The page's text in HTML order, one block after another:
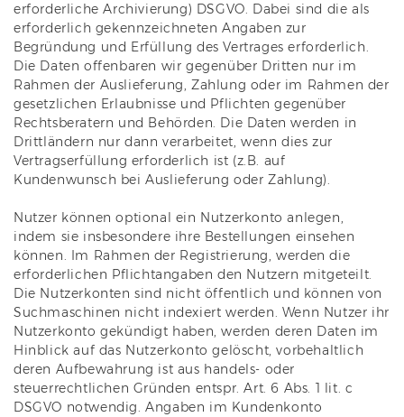
erforderliche Archivierung) DSGVO. Dabei sind die als
erforderlich gekennzeichneten Angaben zur
Begründung und Erfüllung des Vertrages erforderlich.
Die Daten offenbaren wir gegenüber Dritten nur im
Rahmen der Auslieferung, Zahlung oder im Rahmen der
gesetzlichen Erlaubnisse und Pflichten gegenüber
Rechtsberatern und Behörden. Die Daten werden in
Drittländern nur dann verarbeitet, wenn dies zur
Vertragserfüllung erforderlich ist (z.B. auf
Kundenwunsch bei Auslieferung oder Zahlung).
Nutzer können optional ein Nutzerkonto anlegen,
indem sie insbesondere ihre Bestellungen einsehen
können. Im Rahmen der Registrierung, werden die
erforderlichen Pflichtangaben den Nutzern mitgeteilt.
Die Nutzerkonten sind nicht öffentlich und können von
Suchmaschinen nicht indexiert werden. Wenn Nutzer ihr
Nutzerkonto gekündigt haben, werden deren Daten im
Hinblick auf das Nutzerkonto gelöscht, vorbehaltlich
deren Aufbewahrung ist aus handels- oder
steuerrechtlichen Gründen entspr. Art. 6 Abs. 1 lit. c
DSGVO notwendig. Angaben im Kundenkonto